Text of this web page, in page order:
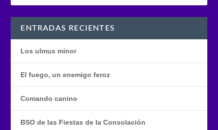
ENTRADAS RECIENTES
Los ulmus minor
El fuego, un enemigo feroz
Comando canino
BSO de las Fiestas de la Consolación